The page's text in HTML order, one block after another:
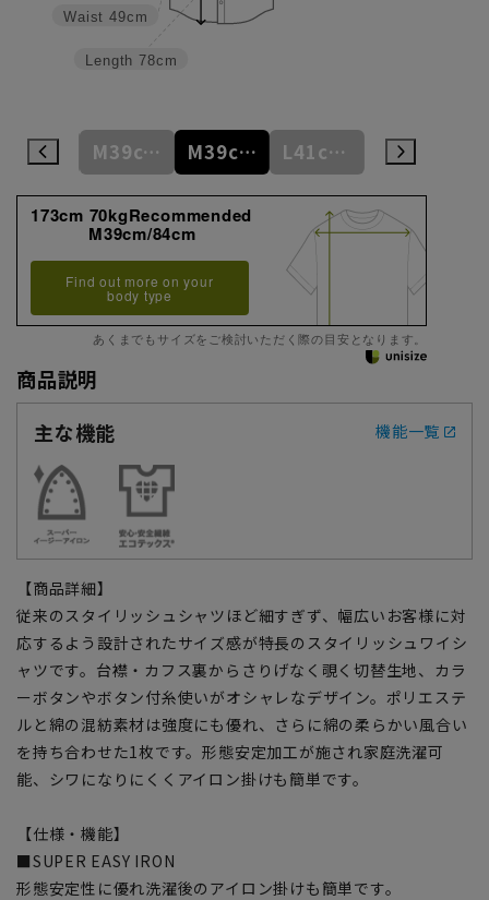
Length 78cm
Waist 49cm
S37cm/82cm M39cm/80cm M39cm/84cm L41cm/82cm
173cm 70kgRecommended
M39cm/84cm
Find out more on your
body type
あくまでもサイズをご検討いただく際の目安となります。
商品説明
主な機能
機能一覧
【商品詳細】
従来のスタイリッシュシャツほど細すぎず、幅広いお客様に対
応するよう設計されたサイズ感が特長のスタイリッシュワイシ
ャツです。台襟・カフス裏からさりげなく覗く切替生地、カラ
ーボタンやボタン付糸使いがオシャレなデザイン。ポリエステ
ルと綿の混紡素材は強度にも優れ、さらに綿の柔らかい風合い
を持ち合わせた1枚です。形態安定加工が施され家庭洗濯可
能、シワになりにくくアイロン掛けも簡単です。
【仕様・機能】
■SUPER EASY IRON
形態安定性に優れ洗濯後のアイロン掛けも簡単です。